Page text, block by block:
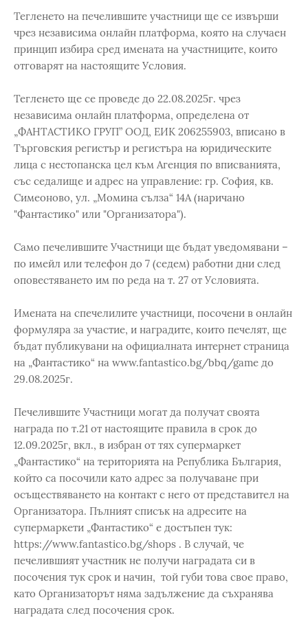
Тегленето на печелившите участници ще се извърши
чрез независима онлайн платформа, която на случаен
принцип избира сред имената на участниците, които
отговарят на настоящите Условия.
Тегленето ще се проведе до 22.08.2025г. чрез
независима онлайн платформа, определена от
„ФАНТАСТИКО ГРУП” ООД, ЕИК 206255903, вписано в
Търговския регистър и регистъра на юридическите
лица с нестопанска цел към Агенция по вписванията,
със седалище и адрес на управление: гр. София, кв.
Симеоново, ул. „Момина сълза“ 14А (наричано
"Фантастико" или "Организатора").
Само печелившите Участници ще бъдат уведомявани –
по имейл или телефон до 7 (седем) работни дни след
оповестяването им по реда на т. 27 от Условията.
Имената на спечелилите участници, посочени в онлайн
формуляра за участие, и наградите, които печелят, ще
бъдат публикувани на официалната интернет страница
на „Фантастико“ на www.fantastico.bg/bbq/game до
29.08.2025г.
Печелившите Участници могат да получат своята
награда по т.21 от настоящите правила в срок до
12.09.2025г, вкл., в избран от тях супермаркет
„Фантастико“ на територията на Република България,
който са посочили като адрес за получаване при
осъществяването на контакт с него от представител на
Организатора. Пълният списък на адресите на
супермаркети „Фантастико“ е достъпен тук:
https://www.fantastico.bg/shops . В случай, че
печелившият участник не получи наградата си в
посочения тук срок и начин, той губи това свое право,
като Организаторът няма задължение да съхранява
наградата след посочения срок.